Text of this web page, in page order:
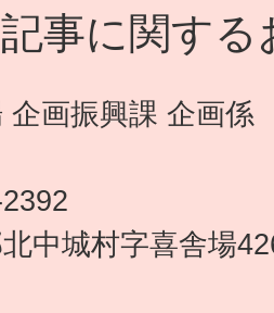
事に関す
企画振興課 企画係
中城村字喜舎場